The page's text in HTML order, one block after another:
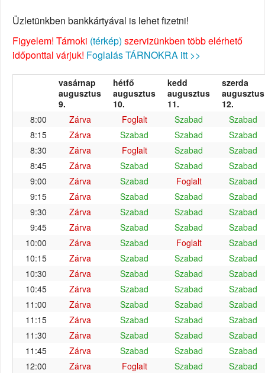
Üzletünkben bankkártyával is lehet fizetni!
Figyelem! Tárnoki (térkép) szervizünkben több elérhető
időponttal várjuk! Foglalás TÁRNOKRA itt >>
vasárnap
augusztus
9.
hétfő
augusztus
10.
kedd
augusztus
11.
szerda
augusztus
12.
8:00
Zárva Foglalt Szabad
Szabad
8:15
Zárva Szabad Szabad
Szabad
8:30
Zárva Foglalt Szabad
Szabad
8:45
Zárva Szabad Szabad
Szabad
9:00
Zárva Szabad Foglalt
Szabad
9:15
Zárva Szabad Szabad
Szabad
9:30
Zárva Szabad Szabad
Szabad
9:45
Zárva Szabad Szabad
Szabad
10:00
Zárva Szabad Foglalt
Szabad
10:15
Zárva Szabad Szabad
Szabad
10:30
Zárva Szabad Szabad
Szabad
10:45
Zárva Szabad Szabad
Szabad
11:00
Zárva Szabad Szabad
Szabad
11:15
Zárva Szabad Szabad
Szabad
11:30
Zárva Szabad Szabad
Szabad
11:45
Zárva Szabad Szabad
Szabad
12:00
Zárva Foglalt Szabad
Szabad